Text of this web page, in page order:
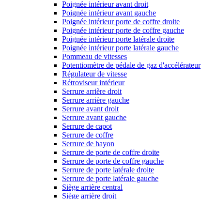
Poignée intérieur avant droit
Poignée intérieur avant gauche
Poignée intérieur porte de coffre droite
Poignée intérieur porte de coffre gauche
Poignée intérieur porte latérale droite
Poignée intérieur porte latérale gauche
Pommeau de vitesses
Potentiomètre de pédale de gaz d'accélérateur
Régulateur de vitesse
Rétroviseur intérieur
Serrure arrière droit
Serrure arrière gauche
Serrure avant droit
Serrure avant gauche
Serrure de capot
Serrure de coffre
Serrure de hayon
Serrure de porte de coffre droite
Serrure de porte de coffre gauche
Serrure de porte latérale droite
Serrure de porte latérale gauche
Siège arrière central
Siège arrière droit